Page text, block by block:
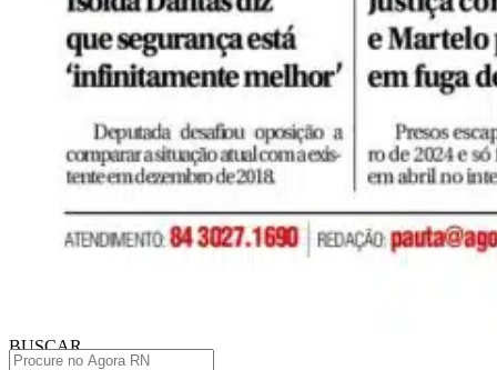
BUSCAR